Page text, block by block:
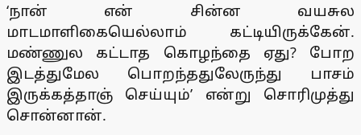
‘நான் என் சின்ன வயசுல
மாடமாளிகையெல்லாம் கட்டியிருக்கேன்.
மண்ணுல கட்டாத கொழந்தை ஏது? போற
இடத்துமேல பொறந்ததுலேருந்து பாசம்
இருக்கத்தாஞ் செய்யும்’ என்று சொரிமுத்து
சொன்னான்.